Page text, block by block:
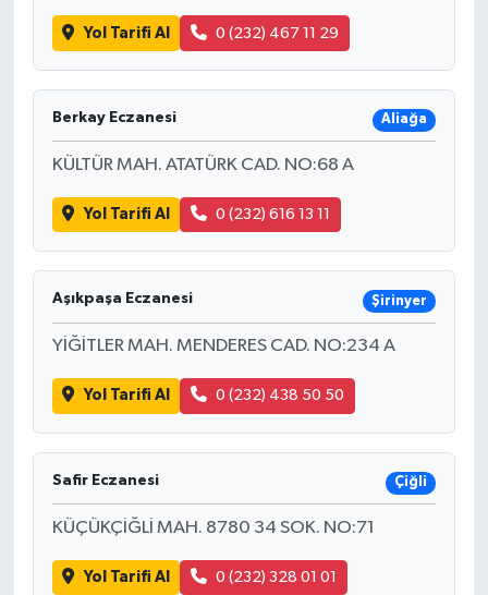
Yol Tarifi Al 0 (232) 467 11 29
Berkay Eczanesi Aliağa
KÜLTÜR MAH. ATATÜRK CAD. NO:68 A
Yol Tarifi Al 0 (232) 616 13 11
Aşıkpaşa Eczanesi Şirinyer
YİĞİTLER MAH. MENDERES CAD. NO:234 A
Yol Tarifi Al 0 (232) 438 50 50
Safir Eczanesi Çiğli
KÜÇÜKÇİĞLİ MAH. 8780 34 SOK. NO:71
Yol Tarifi Al 0 (232) 328 01 01